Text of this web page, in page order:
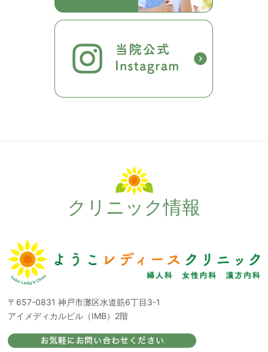
クリニック情報
〒657-0831神戸市灘区水道筋6丁目3-1
アイメディカルビル（IMB）2階